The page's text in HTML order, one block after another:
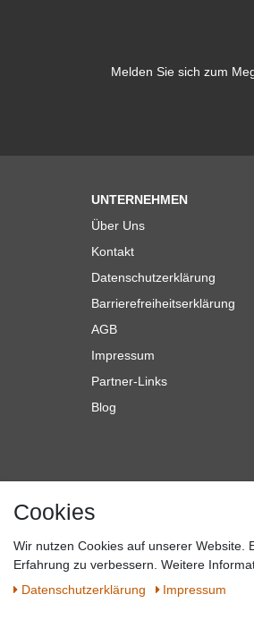
Melden Sie sich zum
UNTERNEHMEN
Über Uns
Kontakt
Datenschutzerklärung
Barrierefreiheitserklärung
AGB
Impressum
Partner-Links
Blog
*Alle Preise verstehen sich inkl.
Cookies
Wir nutzen Cookies auf unserer Website.
Erfahrung zu verbessern. Weitere
Daten­schutz­erklärung
Impressum